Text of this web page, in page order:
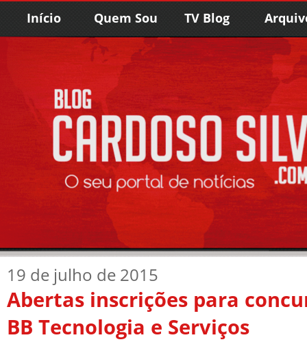
Início Quem Sou TV Blog
19 de julho de 2015
Abertas inscrições para
BB Tecnologia e Serviços